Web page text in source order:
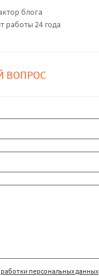
блога
работы 24 года
ВОПРОС
персональных данных